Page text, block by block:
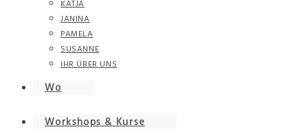
KATJA
JANINA
PAMELA
SUSANNE
IHR ÜBER UNS
Wo
Workshops & Kurse